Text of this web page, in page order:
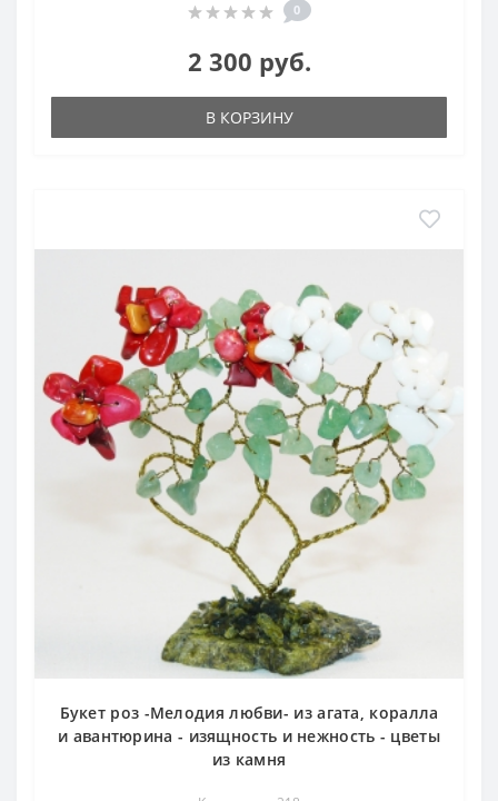
0
2 300 руб.
В КОРЗИНУ
Букет роз -Мелодия любви- из агата, коралла
и авантюрина - изящность и нежность - цветы
из камня